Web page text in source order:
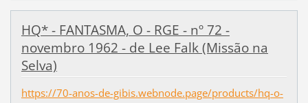
HQ* - FANTASMA, O - RGE - nº 72 -
novembro 1962 - de Lee Falk (Missão na
Selva)
https://70-anos-de-gibis.webnode.page/products/hq-o-